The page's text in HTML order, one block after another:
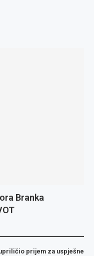
Branka
prijem za uspješne